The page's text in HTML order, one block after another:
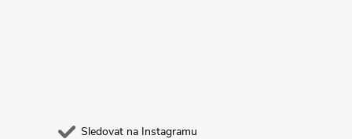
Sledovat na Instagramu